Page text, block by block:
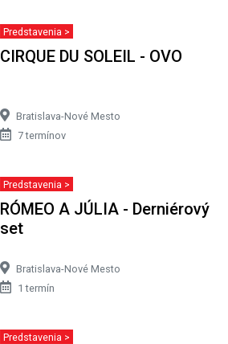
Predstavenia >
CIRQUE DU SOLEIL - OVO
Bratislava-Nové Mesto
7 termínov
Predstavenia >
RÓMEO A JÚLIA - Derniérový
set
Bratislava-Nové Mesto
1 termín
Predstavenia >